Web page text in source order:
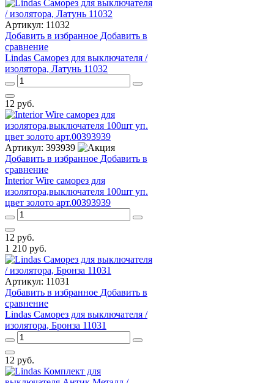
Артикул: 11032
Добавить в избранное Добавить в
сравнение
Lindas Саморез для выключателя /
изолятора, Латунь 11032
12 руб.
Артикул: 393939
Добавить в избранное Добавить в
сравнение
Interior Wire cаморез для
изолятора,выключателя 100шт уп.
цвет золото арт.00393939
12 руб.
1 210 руб.
Артикул: 11031
Добавить в избранное Добавить в
сравнение
Lindas Саморез для выключателя /
изолятора, Бронза 11031
12 руб.